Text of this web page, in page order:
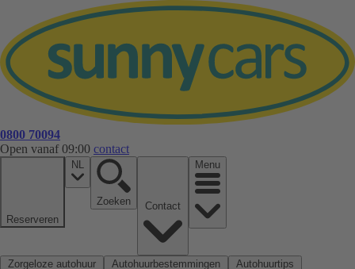
0800 70094
Open vanaf 09:00 contact
Reserveren
NL
Zoeken
Menu